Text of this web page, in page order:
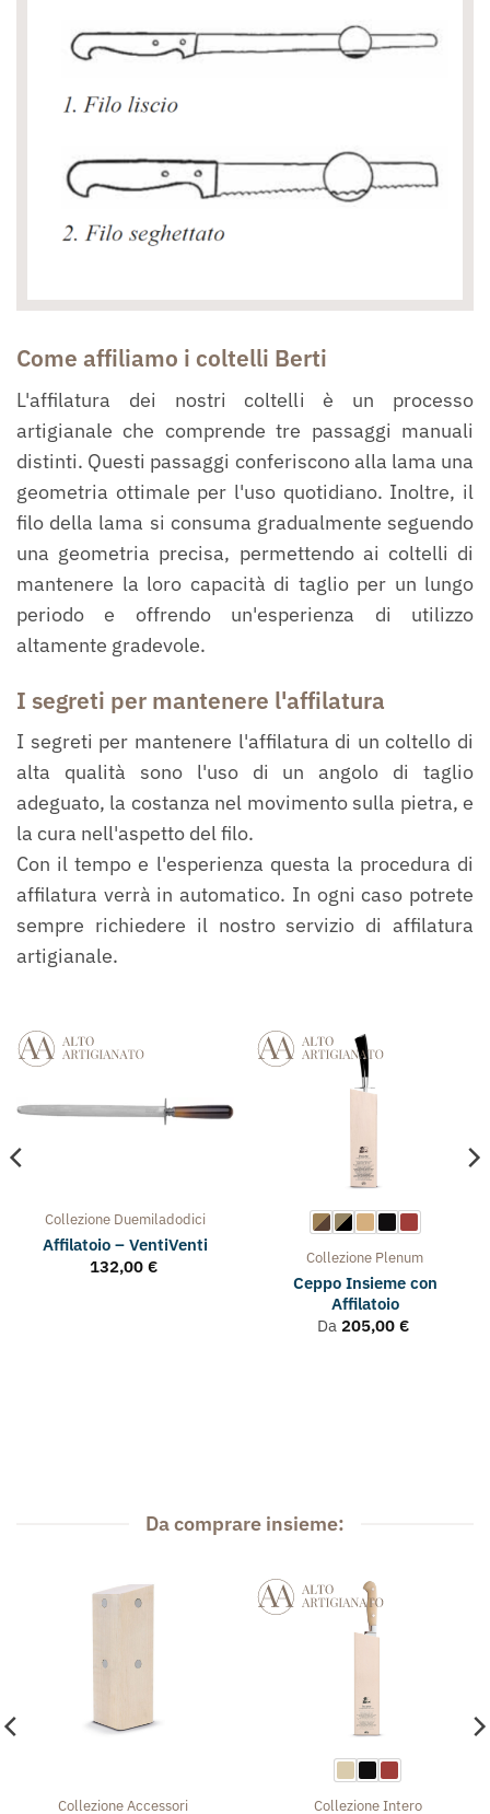
Come affiliamo i coltelli Berti
L'affilatura dei nostri coltelli è un processo
artigianale che comprende tre passaggi manuali
distinti. Questi passaggi conferiscono alla lama una
geometria ottimale per l'uso quotidiano. Inoltre, il
filo della lama si consuma gradualmente seguendo
una geometria precisa, permettendo ai coltelli di
mantenere la loro capacità di taglio per un lungo
periodo e offrendo un'esperienza di utilizzo
altamente gradevole.
I segreti per mantenere l'affilatura
I segreti per mantenere l'affilatura di un coltello di
alta qualità sono l'uso di un angolo di taglio
adeguato, la costanza nel movimento sulla pietra, e
la cura nell'aspetto del filo.
Con il tempo e l'esperienza questa la procedura di
affilatura verrà in automatico. In ogni caso potrete
sempre richiedere il nostro servizio di affilatura
artigianale.
Collezione Duemiladodici
Affilatoio – VentiVenti
132,00 € Collezione Plenum
Ceppo Insieme con
Affilatoio
Da 205,00 €
Da comprare insieme:
CollezioneAccessori CollezioneIntero